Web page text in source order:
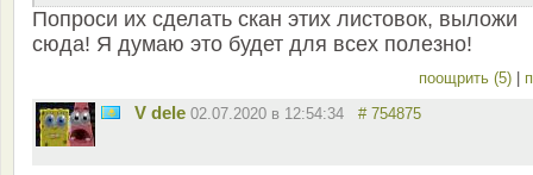
Попроси их сделать скан этих листовок, выложи
сюда! Я думаю это будет для всех полезно!
поощрить (5) |
V dele 02.07.2020 в 12:54:34 # 754875